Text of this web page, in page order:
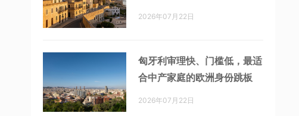
2026年07月22日
匈牙利审理快、门槛低，最适
合中产家庭的欧洲身份跳板
2026年07月22日